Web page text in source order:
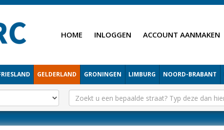
HOME INLOGGEN ACCOUNT AANMAKEN
GELDERLAND GRONINGEN LIMBURG NOORD-BRABANT